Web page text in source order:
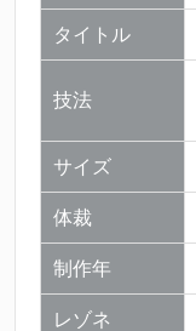
タイトル
技法
サイズ
体裁
制作年
レゾネ